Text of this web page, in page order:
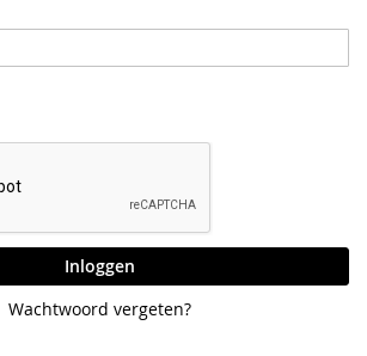
Inloggen
Wachtwoord vergeten?